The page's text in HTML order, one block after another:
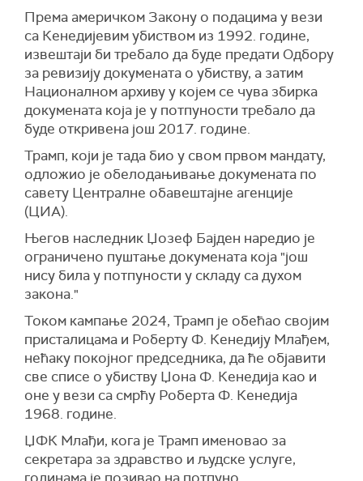
Према америчком Закону о подацима у вези
са Кенедијевим убиством из 1992. године,
извештаји би требало да буде предати Одбору
за ревизију докумената о убиству, а затим
Националном архиву у којем се чува збирка
докумената која је у потпуности требало да
буде откривена још 2017. године.
Трамп, који је тада био у свом првом мандату,
одложио је обелодањивање докумената по
савету Централне обавештајне агенције
(ЦИА).
Његов наследник Џозеф Бајден наредио је
ограничено пуштање докумената која "још
нису била у потпуности у складу са духом
закона."
Током кампање 2024, Трамп је обећао својим
присталицама и Роберту Ф. Кенедију Млађем,
нећаку покојног председника, да ће објавити
све списе о убиству Џона Ф. Кенедија као и
оне у вези са смрћу Роберта Ф. Кенедија
1968. године.
ЏФК Млађи, кога је Трамп именовао за
секретара за здравство и људске услуге,